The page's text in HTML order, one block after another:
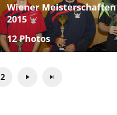
Wiener Meisterschaften
2015
12 Photos
2